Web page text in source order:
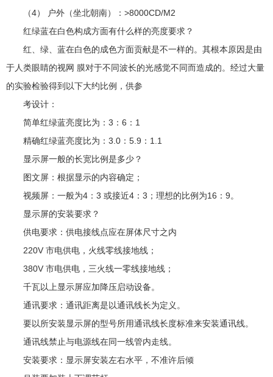
（4） 户外（坐北朝南）：>8000CD/M2
红绿蓝在白色构成方面有什么样的亮度要求？
红、绿、蓝在白色的成色方面贡献是不一样的。其根本原因是由
于人类眼睛的视网 膜对于不同波长的光感觉不同而造成的。经过大量
的实验检验得到以下大约比例，供参
考设计：
简单红绿蓝亮度比为：3：6：1
精确红绿蓝亮度比为：3.0：5.9：1.1
显示屏一般的长宽比例是多少？
图文屏：根据显示的内容确定；
视频屏：一般为4：3 或接近4：3；理想的比例为16：9。
显示屏的安装要求？
供电要求：供电接线点应在屏体尺寸之内
220V 市电供电，火线零线接地线；
380V 市电供电，三火线一零线接地线；
千瓦以上显示屏应加降压启动设备。
通讯要求：通讯距离是以通讯线长为定义。
要以所安装显示屏的型号所用通讯线长度标准来安装通讯线。
通讯线禁止与电源线在同一线管内走线。
安装要求：显示屏安装左右水平，不准许后倾